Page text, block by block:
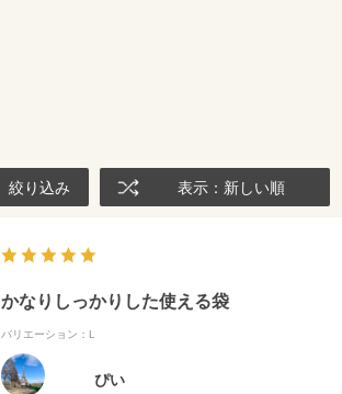
絞り込み 表示：新しい順
かなりしっかりした使える袋
バリエーション：L
ぴい